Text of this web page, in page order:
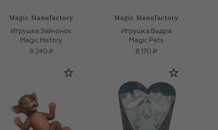
Игрушка Зайчонок
Magic History
9 240 ₽
Игрушка Выдра
Magic Pets
8 170 ₽